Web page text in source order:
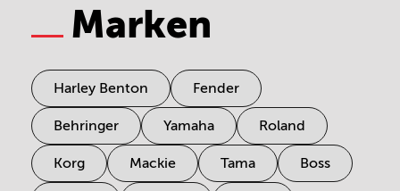
Marken
Harley Benton Fender
Behringer Yamaha Roland
Korg Mackie Tama Boss